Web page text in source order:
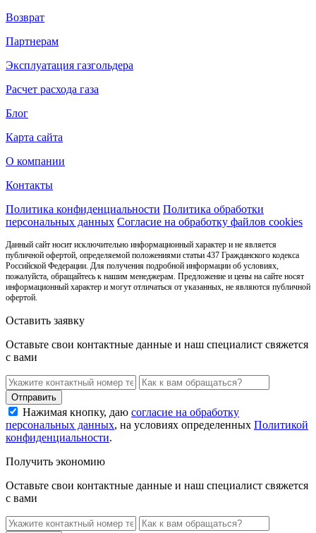
Возврат
Партнерам
Эксплуатация газгольдера
Расчет расхода газа
Блог
Карта сайта
О компании
Контакты
Политика конфиденциальности Политика обработки
персональных данных Согласие на обработку файлов cookies
Данный сайт носит исключительно информационный характер и не является
публичной офертой, определяемой положениями статьи 437 Гражданского кодекса
Российской Федерации. Для получения подробной информации об условиях,
пожалуйста, обращайтесь к нашим менеджерам. Предложение и цены на сайте носят
информационный характер и могут отличаться от указанных, не являются публичной
офертой.
Оставить заявку
Оставьте свои контактные данные и наш специалист свяжется
с вами
Нажимая кнопку, даю согласие на обработку
персональных данных, на условиях определенных Политикой
конфиденциальности.
Получить экономию
Оставьте свои контактные данные и наш специалист свяжется
с вами